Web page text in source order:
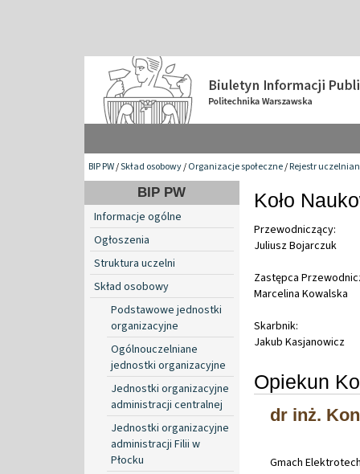
BIP PW/Skład osobowy/Organizacje społeczne/Rejestr
BIP PW
Informacje ogólne
Ogłoszenia
Struktura uczelni
Skład osobowy
Podstawowe jednostki
organizacyjne
Ogólnouczelniane
jednostki organizacyjne
Jednostki organizacyjne
administracji centralnej
Jednostki organizacyjne
administracji Filii w
Płocku
Koło
Przewodniczący:
Juliusz Bojarczuk
Zastępca
Marcelina Kowalska
Skarbnik:
Jakub Kasjanowicz
Opiekun
dr inż.
Gmach